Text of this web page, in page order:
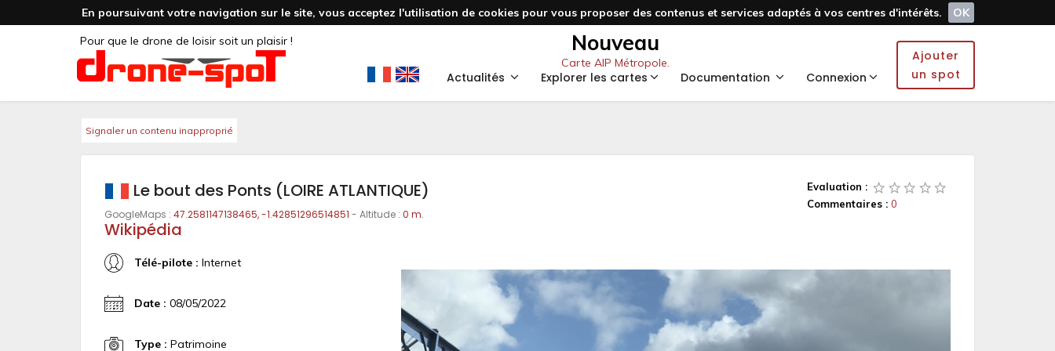
En poursuivant votre navigation sur le site, vous acceptez l'utilisation de cookies pour vous proposer des contenus et services adaptés à vos centres d'intérêts.
OK
Pour que le drone de loisir soit un plaisir !
Nouveau
Carte AIP Métropole.
Actualités Explorer les cartes Documentation Connexion
Ajouter
un spot
Signaler un contenu inapproprié
Evaluation :
Commentaires : 0
Le bout des Ponts (LOIRE ATLANTIQUE)
GoogleMaps : 47.2581147138465, -1.42851296514851 - Altitude : 0 m.
Wikipédia
Télé-pilote : Internet
Date : 08/05/2022
Type : Patrimoine